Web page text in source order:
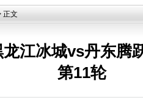
正文
江冰城vs丹东腾
第11轮